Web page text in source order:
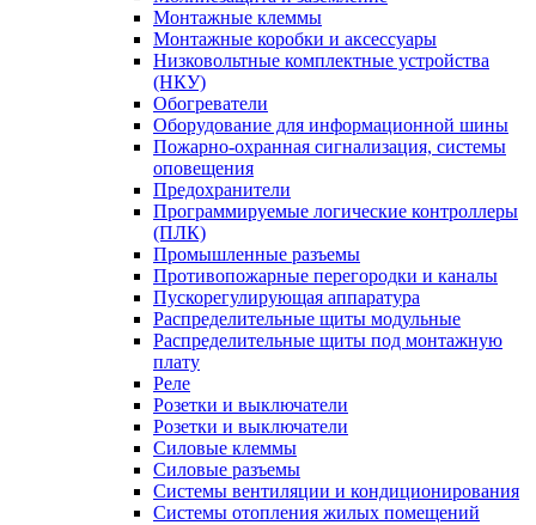
Монтажные клеммы
Монтажные коробки и аксессуары
Низковольтные комплектные устройства
(НКУ)
Обогреватели
Оборудование для информационной шины
Пожарно-охранная сигнализация, системы
оповещения
Предохранители
Программируемые логические контроллеры
(ПЛК)
Промышленные разъемы
Противопожарные перегородки и каналы
Пускорегулирующая аппаратура
Распределительные щиты модульные
Распределительные щиты под монтажную
плату
Реле
Розетки и выключатели
Розетки и выключатели
Силовые клеммы
Силовые разъемы
Системы вентиляции и кондиционирования
Системы отопления жилых помещений